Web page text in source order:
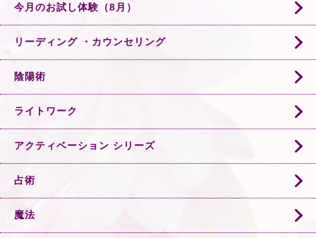
今月のお試し体験（8月）
リーディング ・カウンセリング
陰陽術
ライトワーク
アクティベーション シリーズ
占術
魔法